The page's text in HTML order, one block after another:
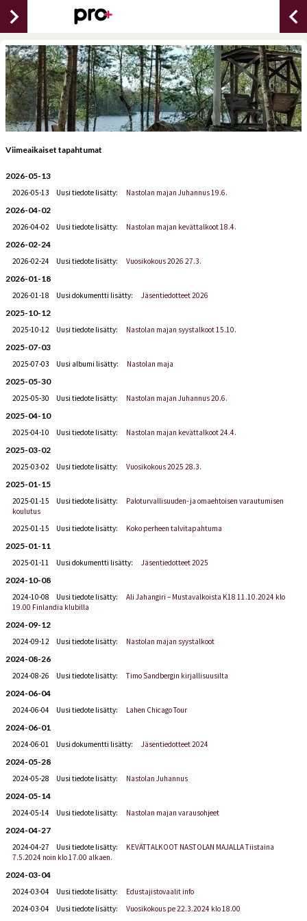
chevron_right chevron_left
Viimeaikaiset tapahtumat
2026-05-13
2026-05-13 Uusi tiedote lisätty: Nastolan majan Juhannus 19.6.
2026-04-02
2026-04-02 Uusi tiedote lisätty: Nastolan majan kevättalkoot 18.4.
2026-02-24
2026-02-24 Uusi tiedote lisätty: Vuosikokous 2026 27.3.
2026-01-18
2026-01-18 Uusi dokumentti lisätty: Jäsentiedotteet 2026
2025-10-12
2025-10-12 Uusi tiedote lisätty: Nastolan majan syystalkoot 15.10.
2025-07-03
2025-07-03 Uusi albumi lisätty: Nastolan maja
2025-05-30
2025-05-30 Uusi tiedote lisätty: Nastolan majan Juhannus 20.6.
2025-04-10
2025-04-10 Uusi tiedote lisätty: Nastolan majan kevättalkoot 24.4.
2025-03-02
2025-03-02 Uusi tiedote lisätty: Vuosikokous 2025 28.3.
2025-01-15
2025-01-15 Uusi tiedote lisätty:
Paloturvallisuuden- ja omaehtoisen varautumisen
koulutus
2025-01-15
Uusi tiedote lisätty: Koko perheen talvitapahtuma
2025-01-11
2025-01-11 Uusi dokumentti lisätty: Jäsentiedotteet 2025
2024-10-08
2024-10-08 Uusi tiedote lisätty:
Ali Jahangiri – Mustavalkoista K18 11.10.2024 klo
19.00 Finlandia klubilla
2024-09-12
2024-09-12 Uusi tiedote lisätty: Nastolan majan syystalkoot
2024-08-26
2024-08-26 Uusi tiedote lisätty: Timo Sandbergin kirjallisuusilta
2024-06-04
2024-06-04 Uusi tiedote lisätty: Lahen Chicago Tour
2024-06-01
2024-06-01 Uusi dokumentti lisätty: Jäsentiedotteet 2024
2024-05-28
2024-05-28 Uusi tiedote lisätty: Nastolan Juhannus
2024-05-14
2024-05-14 Uusi tiedote lisätty: Nastolan majan varausohjeet
2024-04-27
2024-04-27 Uusi tiedote lisätty:
KEVÄTTALKOOT NASTOLAN MAJALLA Tiistaina
7.5.2024 noin klo 17.00 alkaen.
2024-03-04
2024-03-04 Uusi tiedote lisätty:
Edustajistovaalit info
2024-03-04
Uusi tiedote lisätty: Vuosikokous pe 22.3.2024 klo 18.00